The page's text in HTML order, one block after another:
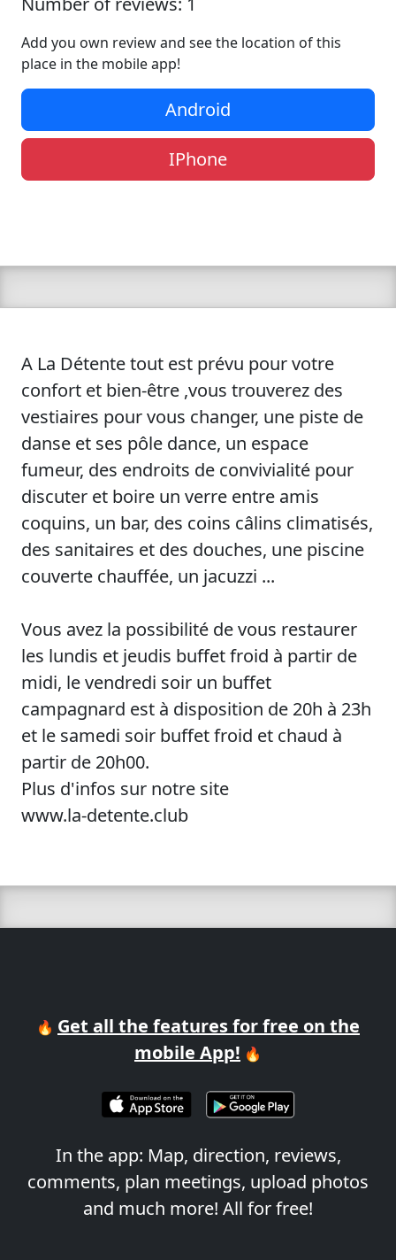
Add you own review and see the location of this
place in the mobile app!
Android
IPhone
A La Détente tout est prévu pour votre
confort et bien-être ,vous trouverez des
vestiaires pour vous changer, une piste de
danse et ses pôle dance, un espace
fumeur, des endroits de convivialité pour
discuter et boire un verre entre amis
coquins, un bar, des coins câlins climatisés,
des sanitaires et des douches, une piscine
couverte chauffée, un jacuzzi ...
Vous avez la possibilité de vous restaurer
les lundis et jeudis buffet froid à partir de
midi, le vendredi soir un buffet
campagnard est à disposition de 20h à 23h
et le samedi soir buffet froid et chaud à
partir de 20h00.
Plus d'infos sur notre site
www.la-detente.club
🔥 Get all the features for free on the
mobile App! 🔥
In the app: Map, direction, reviews,
comments, plan meetings, upload photos
and much more! All for free!